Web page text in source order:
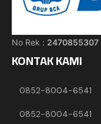
No Rek : 2470855307
KONTAK KAMI
0852-8004-6541
0852-8004-6541